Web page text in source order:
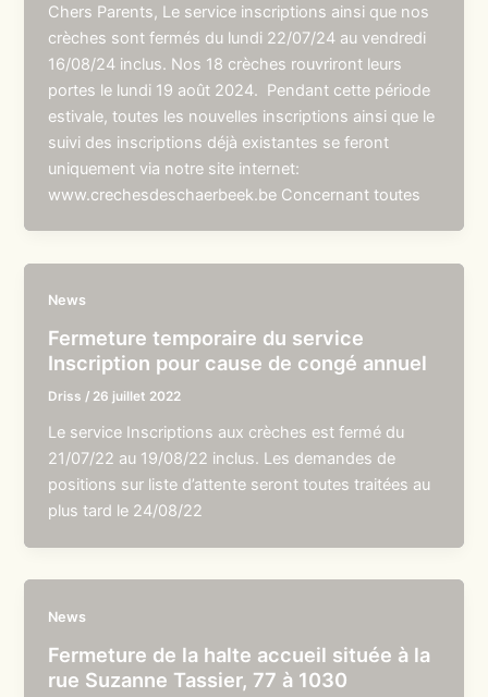
Chers Parents, Le service inscriptions ainsi que nos
crèches sont fermés du lundi 22/07/24 au vendredi
16/08/24 inclus. Nos 18 crèches rouvriront leurs
portes le lundi 19 août 2024. Pendant cette période
estivale, toutes les nouvelles inscriptions ainsi que le
suivi des inscriptions déjà existantes se feront
uniquement via notre site internet:
www.crechesdeschaerbeek.be Concernant toutes
News
Fermeture temporaire du service
Inscription pour cause de congé annuel
Driss / 26 juillet 2022
Le service Inscriptions aux crèches est fermé du
21/07/22 au 19/08/22 inclus. Les demandes de
positions sur liste d’attente seront toutes traitées au
plus tard le 24/08/22
News
Fermeture de la halte accueil située à la
rue Suzanne Tassier, 77 à 1030